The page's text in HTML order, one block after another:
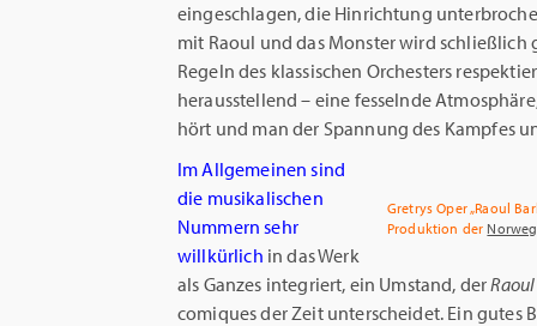
eingeschlagen, die Hinrichtung
mit Raoul und das Monster wird schließlich
Regeln des klassischen Orchesters
herausstellend – eine fesselnde
hört und man der Spannung des Kampfes
Gretrys Oper „Raoul
Produktion der
Im Allgemeinen sind
die musikalischen
Nummern sehr
willkürlich in das Werk
als Ganzes integriert, ein Umstand, der
comiques der Zeit unterscheidet. Ein gutes